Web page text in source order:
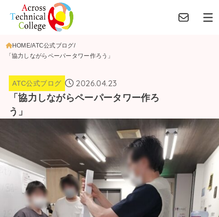
HOME ATC公式ブログ
「協力しながらペーパータワー作ろう」
ATC公式ブログ
2026.04.23
「協力しながらペーパータワー作ろ
う」